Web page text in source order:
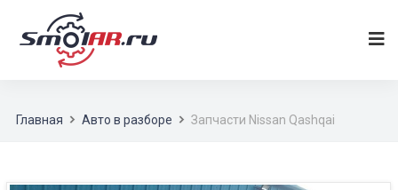
Главная Авто в разборе Запчасти Nissan Qashqai